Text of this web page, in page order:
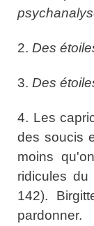
2. Des
3. Des
4. Les
des soucis
moins
ridicules du
142).